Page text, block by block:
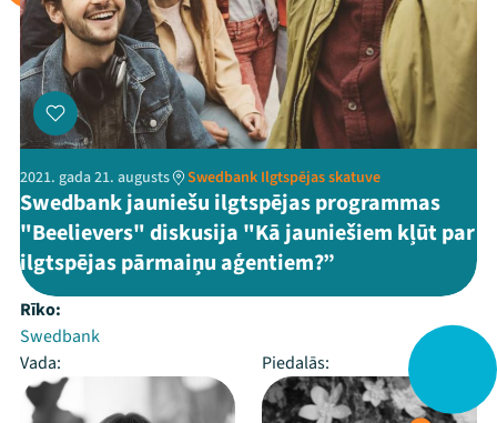
2021. gada 21. augusts Swedbank Ilgtspējas skatuve
Swedbank jauniešu ilgtspējas programmas
"Beelievers" diskusija "Kā jauniešiem kļūt par
ilgtspējas pārmaiņu aģentiem?”
Rīko:
Swedbank
Vada:
Piedalās: